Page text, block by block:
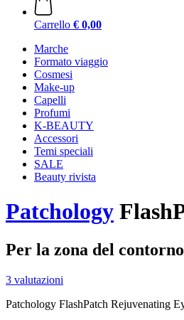
Carrello € 0,00
Marche
Formato viaggio
Cosmesi
Make-up
Capelli
Profumi
K-BEAUTY
Accessori
Temi speciali
SALE
Beauty rivista
Patchology
Per la zona del
3 valutazioni
Patchology FlashPatch Rejuvenating